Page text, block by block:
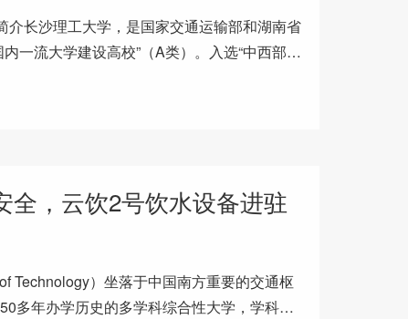
介长沙理工大学，是国家交通运输部和湖南省
一流大学建设高校”（A类）。入选“中西部高
全，云饮2号饮水设备进驻
Technology）坐落于中国南方重要的交通枢
年办学历史的多学科综合性大学，学科涵